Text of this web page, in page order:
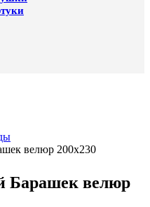
велюр 200х230